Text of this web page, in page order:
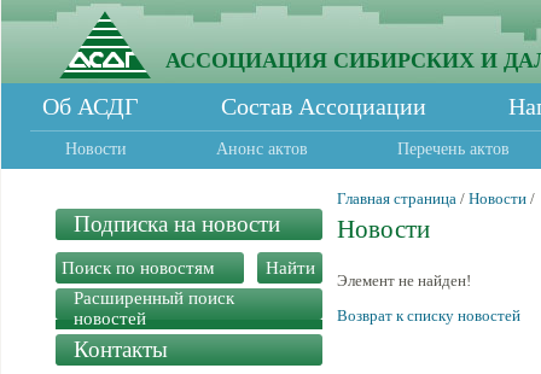
АССОЦИАЦИЯ СИБИРСКИХ И
Об АСДГ Состав Ассоциации
Новости Анонс актов Перечень актов
Подписка на новости
Расширенный поиск
новостей
Контакты
Главная страница / Новости /
Новости
Элемент не найден!
Возврат к списку новостей